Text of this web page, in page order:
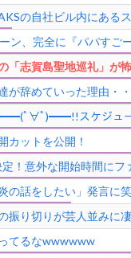
の自社ビル内にある
ン、完全に『パパすご
「志賀島聖地巡礼」が
が辞めていった理由・
ﾟ∀ﾟ)━━!!スケジュー
カットを公開！
定！意外な開始時間に
の話をしたい」発言に
振り切りが芸人並みに
てるなwwwwww